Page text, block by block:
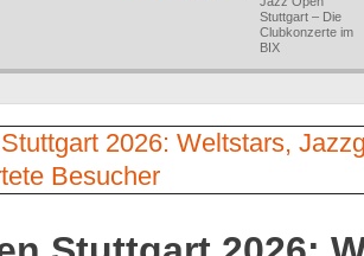
Stuttgart – Die
Clubkonzerte im
BIX